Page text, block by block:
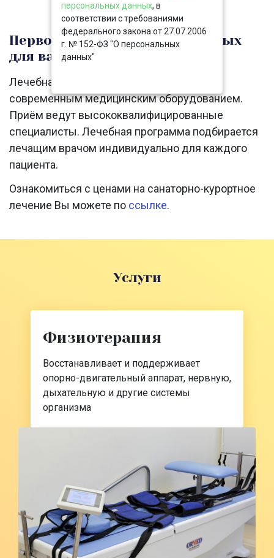
персональных данных, в
соответствии с требованиями
федерального закона от 27.07.2006
г. № 152-ФЗ "О персональных
данных"
Первоклассное лечение и отдых
для вашего тела
Лечебная база комплекса оснащена
современным медицинским оборудованием.
Приём ведут высококвалифицированные
специалисты. Лечебная программа подбирается
лечащим врачом индивидуально для каждого
пациента.
Ознакомиться с ценами на санаторно-курортное
лечение Вы можете по ссылке.
Услуги
Физиотерапия
Восстанавливает и поддерживает
опорно-двигательный аппарат, нервную,
дыхательную и другие системы
организма